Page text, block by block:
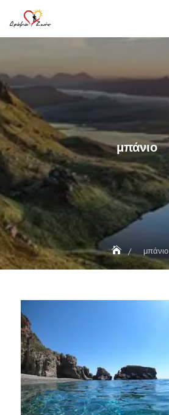
content
μπάνιο
μπάνιο